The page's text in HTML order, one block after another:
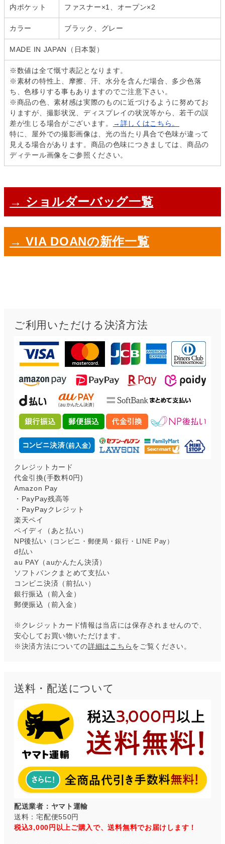
内ポケット ファスナー×1、オープン×2
カラー ブラック、グレー
MADE IN JAPAN（日本製）
※数値は全て慨寸表記となります。
※素材の特性上、摩擦、汗、水分を含んだ場合、多少色落
ち、色移りする事もありますのでご注意下さい。
※商品の色、素材感は実際のものに近づけるように努めてお
りますが、撮影状況、ディスプレイの状況等から、若干の誤
差が生じる場合がございます。
→詳しくはこちら。
特に、屋外での撮影画像は、光の当たり具合で色味が違って
見える場合があります。商品の色味につきましては、商品の
ディテール画像をご参照ください。
→ ショルダーバッグ一覧
→ VIA DOANの新作一覧
ご利用いただける決済方法
クレジットカード
代金引換(手数料0円)
Amazon Pay
・PayPay残高等
・PayPayクレジット
楽天ペイ
ペイディ（あと払い）
NP後払い （コンビニ・郵便局・銀行・LINE Pay）
d払い
au PAY（auかんたん決済）
ソフトバンクまとめて支払い
コンビニ決済（前払い）
銀行振込（前入金）
郵便振込（前入金）
※クレジットカード情報は当店には保存されませんので、
安心してお買い物いただけます。
※決済方法についての詳細はこちらをご覧ください。
送料・配送について
配送業者：ヤマト運輸
送料：宅配便550円
税込3,000円以上ご購入で、送料無料でお届けします！